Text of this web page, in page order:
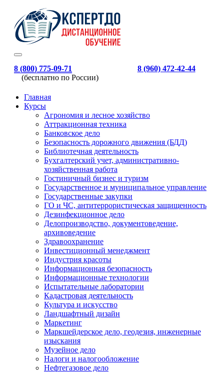
8 (800) 775-09-71
(бесплатно по России)
8 (960) 472-42-44
Главная
Курсы
Агрономия и лесное хозяйство
Аттракционная техника
Банковское дело
Безопасность дорожного движения (БДД)
Библиотечная деятельность
Бухгалтерский учет, административно-
хозяйственная работа
Гостиничный бизнес и туризм
Государственное и муниципальное управление
Государственные закупки
ГО и ЧС, антитеррористическая защищенность
Дезинфекционное дело
Делопроизводство, документоведение,
архивоведение
Здравоохранение
Инвестиционный менеджмент
Индустрия красоты
Информационная безопасность
Информационные технологии
Испытательные лаборатории
Кадастровая деятельность
Культура и искусство
Ландшафтный дизайн
Маркетинг
Маркшейдерское дело, геодезия, инженерные
изыскания
Музейное дело
Налоги и налогообложение
Нефтегазовое дело